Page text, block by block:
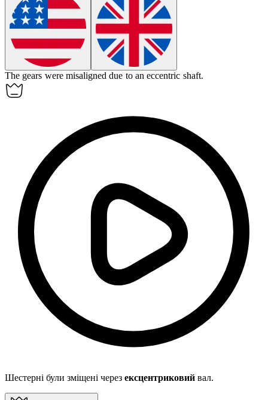
The gears were misaligned due to aneccentric shaft.
Шестерні були зміщені через ексцентриковий вал.